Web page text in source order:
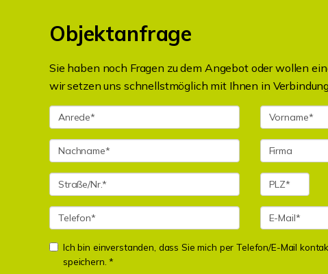
Objektanfrage
Sie haben noch Fragen zu dem Angebot oder wollen
wir setzen uns schnellstmöglich mit Ihnen in
Ich bin einverstanden, dass Sie mich per Telefon/E-Mail
speichern. *